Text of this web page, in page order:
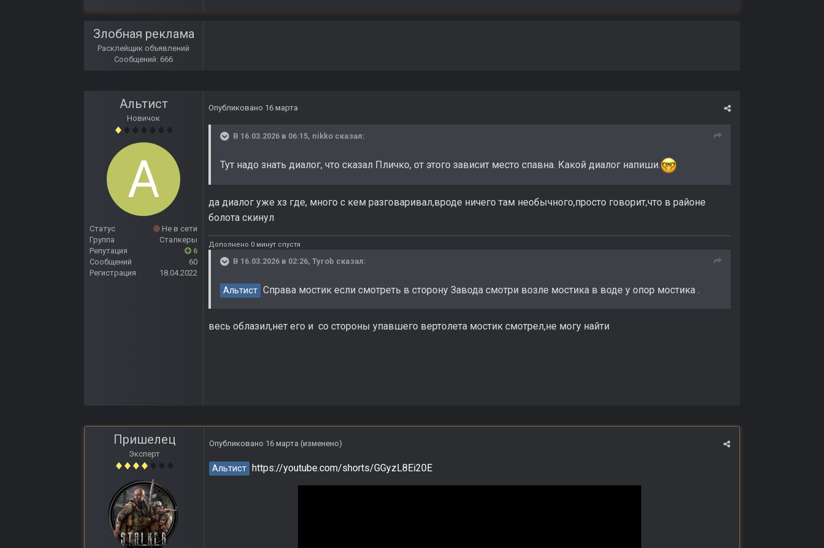
Злобная реклама
Расклейщик объявлений
Сообщений: 666
Альтист
Новичок
Статус
Не в сети
Группа
Сталкеры
Репутация
6
Сообщений
60
Регистрация
18.04.2022
Опубликовано 16 марта
В 16.03.2026 в 06:15, nikko сказал:
Тут надо знать диалог, что сказал Пличко, от этого зависит место спавна. Какой диалог напиши.
да диалог уже хз где, много с кем разговаривал,вроде ничего там необычного,просто говорит,что в районе
болота скинул
Дополнено 0 минут спустя
В 16.03.2026 в 02:26, Tyrob сказал:
Альтист Справа мостик если смотреть в сторону Завода смотри возле мостика в воде у опор мостика .
весь облазил,нет его и со стороны упавшего вертолета мостик смотрел,не могу найти
Пришелец
Эксперт
Опубликовано 16 марта (изменено)
Альтист https://youtube.com/shorts/GGyzL8Ei20E